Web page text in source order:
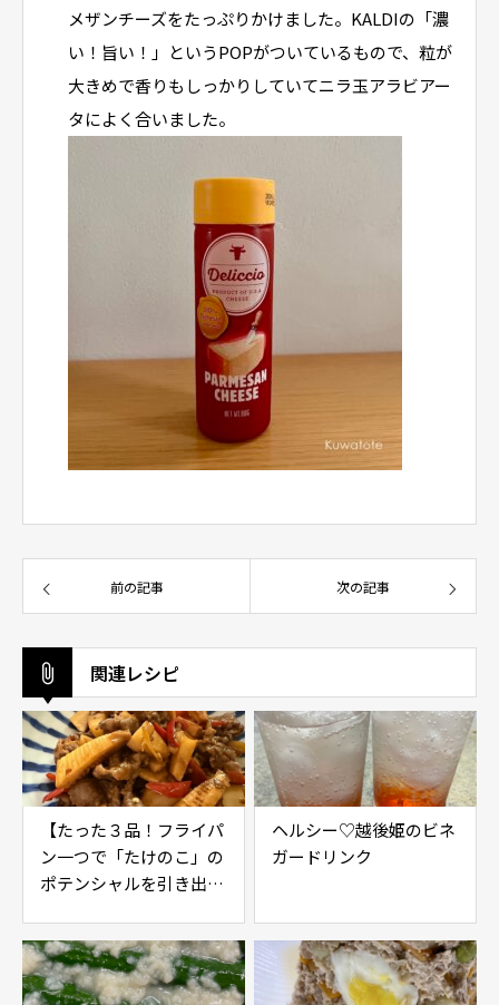
メザンチーズをたっぷりかけました。KALDIの「濃
い！旨い！」というPOPがついているもので、粒が
大きめで香りもしっかりしていてニラ玉アラビアー
タによく合いました。
前の記事 次の記事
関連レシピ
【たった３品！フライパ
ン一つで「たけのこ」の
ポテンシャルを引き出す
ヘルシー♡越後姫のビネ
ガードリンク